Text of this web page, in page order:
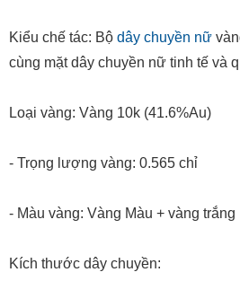
Kiểu chế tác: Bộ dây chuyền nữ
cùng mặt dây chuyền nữ tinh tế và
Loại vàng: Vàng 10k (41.6%Au)
- Trọng lượng vàng: 0.565 chỉ
- Màu vàng: Vàng Màu + vàng trắng
Kích thước dây chuyền: